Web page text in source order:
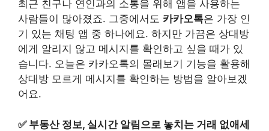
최근 친구나 연인과의 소통을 위해 앱을 사용하는
사람들이 많아졌죠. 그중에서도 카카오톡은 가장 인
기 있는 채팅 앱 중 하나에요. 하지만 가끔은 상대방
에게 알리지 않고 메시지를 확인하고 싶을 때가 있
습니다. 오늘은 카카오톡의 몰래보기 기능을 활용해
상대방 모르게 메시지를 확인하는 방법을 알아보겠
어요.
✅ 부동산 정보, 실시간 알림으로 놓치는 거래 없애세